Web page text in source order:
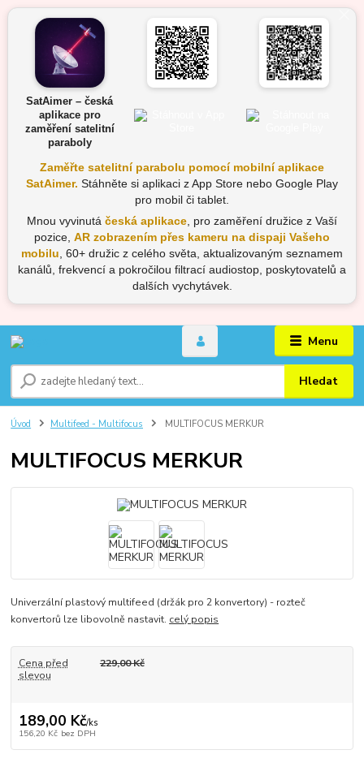
SatAimer – česká
aplikace pro
zaměření satelitní
paraboly
Zaměřte satelitní parabolu pomocí mobilní aplikace
SatAimer. Stáhněte si aplikaci z App Store nebo Google Play
pro mobil či tablet.
Mnou vyvinutá česká aplikace , pro zaměření družice z Vaší
pozice, AR zobrazením přes kameru na dispaji Vašeho
mobilu , 60+ družic z celého světa, aktualizovaným seznamem
kanálů, frekvencí a pokročilou filtrací audiostop, poskytovatelů a
dalších vychytávek.
Menu
Hledat
Úvod Multifeed - Multifocus MULTIFOCUS MERKUR
MULTIFOCUS MERKUR
Univerzální plastový multifeed (držák pro 2 konvertory) - rozteč
konvertorů lze libovolně nastavit. celý popis
Cena před
slevou
229,00 Kč
189,00 Kč/ks
156,20 Kč bez DPH